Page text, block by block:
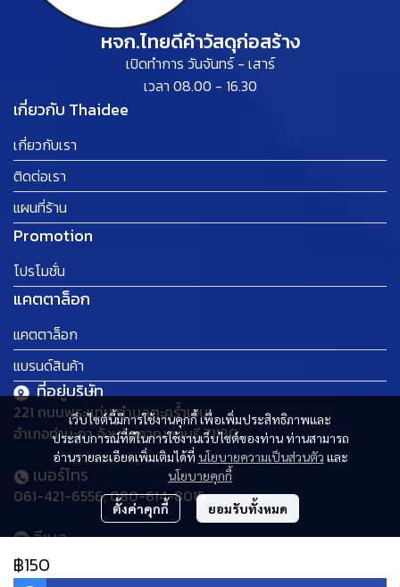
฿150
เว็บไซต์นี้มีการใช้งานคุกกี้ เพื่อเพิ่มประสิทธิภาพและ
ประสบการณ์ที่ดีในการใช้งานเว็บไซต์ของท่าน ท่านสามารถ
อ่านรายละเอียดเพิ่มเติมได้ที่ นโยบายความเป็นส่วนตัว และ
นโยบายคุกกี้
ตั้งค่าคุกกี้ ยอมรับทั้งหมด
หจก.ไทยดีค้าวัสดุก่อสร้าง
เปิดทำการ วันจันทร์ - เสาร์
เวลา 08.00 - 16.30
เกี่ยวกับ Thaidee
เกี่ยวกับเรา
ติดต่อเรา
แผนที่ร้าน
Promotion
โปรโมชั่น
แคตตาล็อก
แคตตาล็อก
แบรนด์สินค้า
ที่อยู่บริษัท
221 ถนนพระแท่น ตำบลตะคร้ำเอน
อำเภอท่ามะกา จังหวัดกาญจนบุรี 71130
เบอร์โทร
061-421-6556, 080-614-8015
อีเมล
thaideehomemart@gmail.com